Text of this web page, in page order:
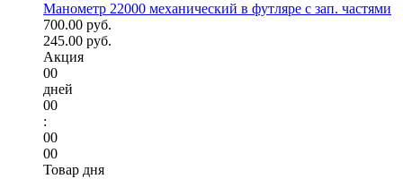
Манометр 22000 механический в футляре с зап. частями
700.00 руб.
245.00 руб.
Акция
00
дней
00
:
00
00
Товар дня